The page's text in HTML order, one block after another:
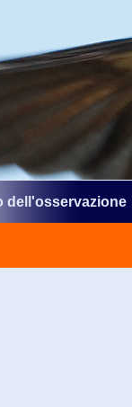
dell'osservazione